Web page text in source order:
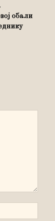
обали